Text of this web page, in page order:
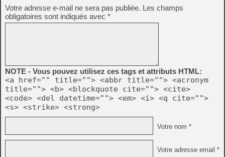
Votre adresse e-mail ne sera pas publiée. Les champs
obligatoires sont indiqués avec *
NOTE - Vous pouvez utilisez ces tags et attributs HTML:
<a href="" title=""> <abbr title=""> <acronym
title=""> <b> <blockquote cite=""> <cite>
<code> <del datetime=""> <em> <i> <q cite="">
<s> <strike> <strong>
Votre nom *
Votre adresse email *